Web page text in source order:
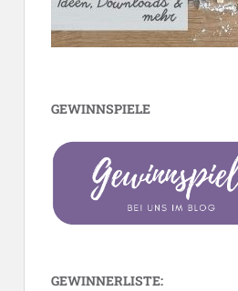
GEWINNSPIELE
GEWINNERLISTE: